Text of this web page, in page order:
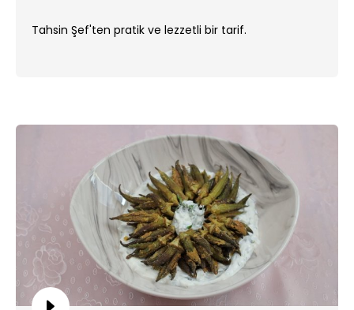
Tahsin Şef'ten pratik ve lezzetli bir tarif.